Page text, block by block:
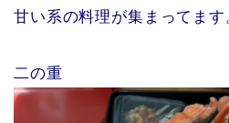
甘い系の料理が集まってます
二の重